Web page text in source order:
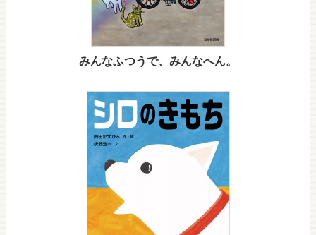
みんなふつうで、みんなへん。